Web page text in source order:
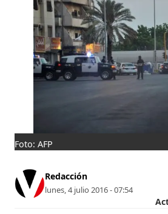
Foto: AFP
Redacción
lunes, 4 julio 2016 - 07:54